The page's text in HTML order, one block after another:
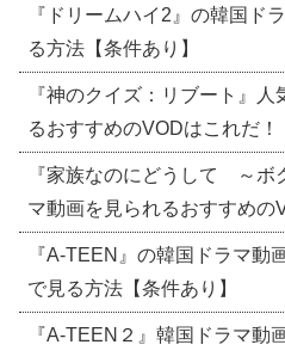
『ドリームハイ2』の韓国ド
る方法【条件あり】
『神のクイズ：リブート』
るおすすめのVODはこれだ！
『家族なのにどうして ～ボ
マ動画を見られるおすすめの
『A-TEEN』の韓国ドラマ動
で見る方法【条件あり】
『A-TEEN２』韓国ドラマ動